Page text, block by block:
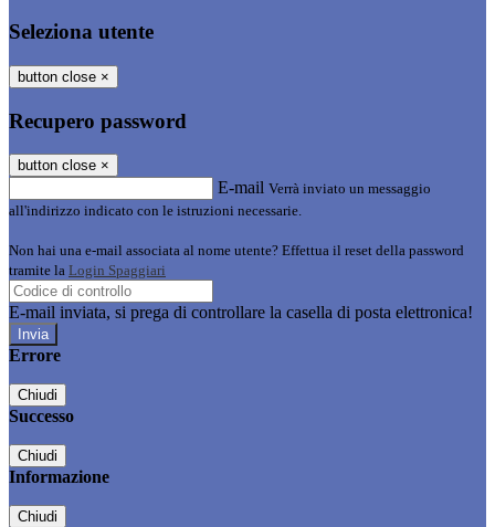
Seleziona utente
button close ×
Recupero password
button close ×
E-mail Verrà inviato un messaggio
all'indirizzo indicato con le istruzioni necessarie.
Non hai una e-mail associata al nome utente? Effettua il reset della password
tramite la Login Spaggiari
E-mail inviata, si prega di controllare la casella di posta elettronica!
Errore
Chiudi
Successo
Chiudi
Informazione
Chiudi